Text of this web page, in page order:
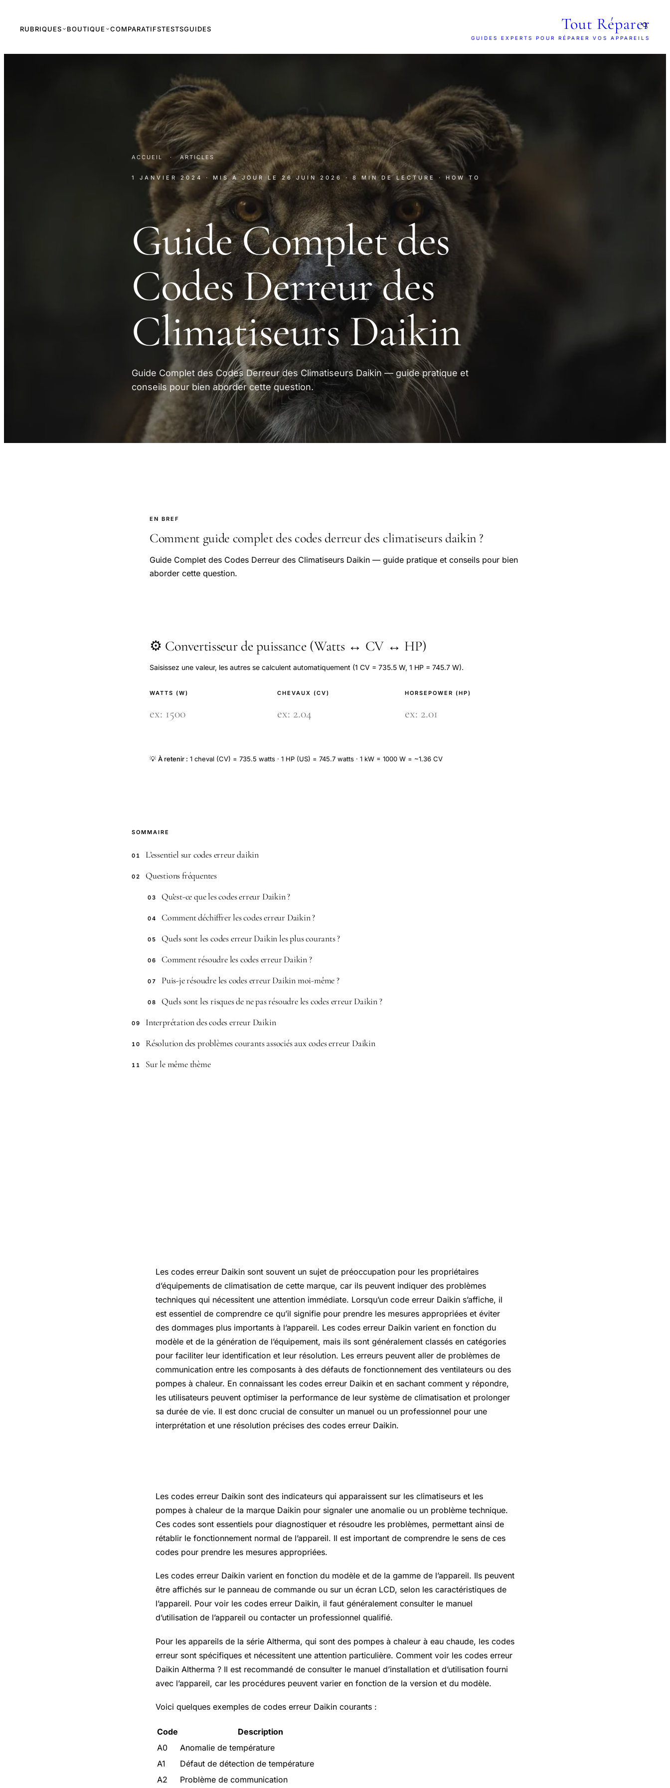
RUBRIQUES BOUTIQUE COMPARATIFSTESTSGUIDES Tout Réparer
GUIDES EXPERTS POUR RÉPARER VOS APPAREILS
ACCUEIL · ARTICLES
1 JANVIER 2024 · MIS À JOUR LE26 JUIN 2026 · 8 MIN DE LECTURE · HOW TO
Guide Complet des
Codes Derreur des
Climatiseurs Daikin
Guide Complet des Codes Derreur des Climatiseurs Daikin — guide pratique et
conseils pour bien aborder cette question.
EN BREF
Comment guide complet des codes derreur des climatiseurs daikin ?
Guide Complet des Codes Derreur des Climatiseurs Daikin — guide pratique et conseils pour bien
aborder cette question.
⚙️ Convertisseur de puissance (Watts ↔ CV ↔ HP)
Saisissez une valeur, les autres se calculent automatiquement (1 CV = 735.5 W, 1 HP = 745.7 W).
WATTS (W) CHEVAUX (CV) HORSEPOWER (HP)
💡 À retenir : 1 cheval (CV) = 735.5 watts · 1 HP (US) = 745.7 watts · 1 kW = 1000 W = ~1.36 CV
SOMMAIRE
01 L’essentiel sur codes erreur daikin
02 Questions fréquentes
03 Qu’est-ce que les codes erreur Daikin ?
04 Comment déchiffrer les codes erreur Daikin ?
05 Quels sont les codes erreur Daikin les plus courants ?
06 Comment résoudre les codes erreur Daikin ?
07 Puis-je résoudre les codes erreur Daikin moi-même ?
08 Quels sont les risques de ne pas résoudre les codes erreur Daikin ?
09 Interprétation des codes erreur Daikin
10 Résolution des problèmes courants associés aux codes erreur Daikin
11 Sur le même thème
Les codes erreur Daikin sont souvent un sujet de préoccupation pour les propriétaires
d’équipements de climatisation de cette marque, car ils peuvent indiquer des problèmes
techniques qui nécessitent une attention immédiate. Lorsqu’un code erreur Daikin s’affiche, il
est essentiel de comprendre ce qu’il signifie pour prendre les mesures appropriées et éviter
des dommages plus importants à l’appareil. Les codes erreur Daikin varient en fonction du
modèle et de la génération de l’équipement, mais ils sont généralement classés en catégories
pour faciliter leur identification et leur résolution. Les erreurs peuvent aller de problèmes de
communication entre les composants à des défauts de fonctionnement des ventilateurs ou des
pompes à chaleur. En connaissant les codes erreur Daikin et en sachant comment y répondre,
les utilisateurs peuvent optimiser la performance de leur système de climatisation et prolonger
sa durée de vie. Il est donc crucial de consulter un manuel ou un professionnel pour une
interprétation et une résolution précises des codes erreur Daikin.
Les codes erreur Daikin sont des indicateurs qui apparaissent sur les climatiseurs et les
pompes à chaleur de la marque Daikin pour signaler une anomalie ou un problème technique.
Ces codes sont essentiels pour diagnostiquer et résoudre les problèmes, permettant ainsi de
rétablir le fonctionnement normal de l’appareil. Il est important de comprendre le sens de ces
codes pour prendre les mesures appropriées.
Les codes erreur Daikin varient en fonction du modèle et de la gamme de l’appareil. Ils peuvent
être affichés sur le panneau de commande ou sur un écran LCD, selon les caractéristiques de
l’appareil. Pour voir les codes erreur Daikin, il faut généralement consulter le manuel
d’utilisation de l’appareil ou contacter un professionnel qualifié.
Pour les appareils de la série Altherma, qui sont des pompes à chaleur à eau chaude, les codes
erreur sont spécifiques et nécessitent une attention particulière. Comment voir les codes erreur
Daikin Altherma ? Il est recommandé de consulter le manuel d’installation et d’utilisation fourni
avec l’appareil, car les procédures peuvent varier en fonction de la version et du modèle.
Voici quelques exemples de codes erreur Daikin courants :
Code
Description
A0
Anomalie de température
A1
Défaut de détection de température
A2
Problème de communication